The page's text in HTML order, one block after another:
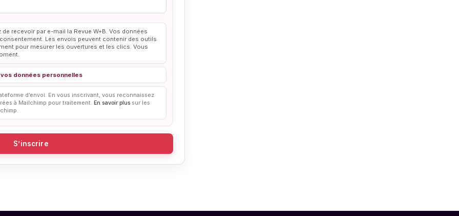
recevoir par e-mail la Revue W+B. Vos données
Les envois peuvent contenir des outils
pour mesurer les ouvertures et les clics. Vous
vos données personnelles
d’envoi. En vous inscrivant, vous reconnaissez
à Mailchimp pour traitement. En savoir plussur les